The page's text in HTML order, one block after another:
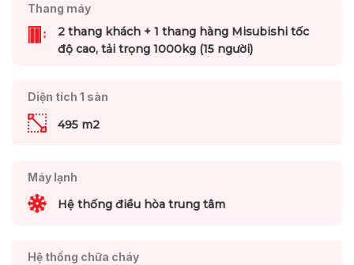
Thang máy
2 thang khách + 1 thang hàng Misubishi tốc
độ cao, tải trọng 1000kg (15 người)
Diện tích 1 sàn
495 m2
Máy lạnh
Hệ thống điều hòa trung tâm
Hệ thống chữa cháy